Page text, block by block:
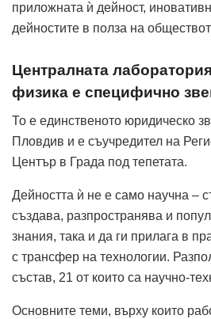
приложната ѝ дейност,
дейностите в полза на
Централната
физика е специфично
То е единственото юридическо
Пловдив и е съучредител на
Център в Града под тепетата.
Дейността ѝ не е само научна –
създава, разпространява и
знания, така и да ги прилага в
с трансфер на технологии.
състав, 21 от които са научно-
Основните теми, върху които